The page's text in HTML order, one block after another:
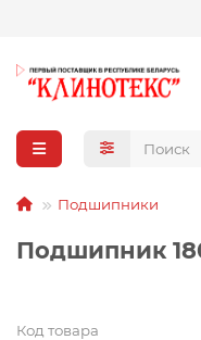
Подшипники
Подшипник
Код товара